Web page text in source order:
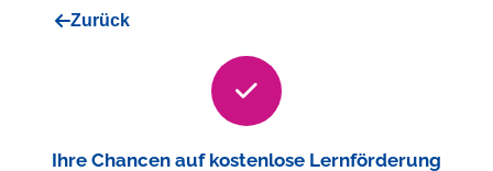
Zurück
Ihre Chancen auf kostenlose Lernförderung